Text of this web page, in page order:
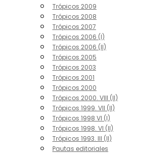
Trópicos 2009
Trópicos 2008
Trópicos 2007
Trópicos 2006 (I)
Trópicos 2006 (II)
Trópicos 2005
Trópicos 2003
Trópicos 2001
Trópicos 2000
Trópicos 2000. VIII (II)
Trópicos 1999. VII (II)
Trópicos 1998 VI (I)
Trópicos 1998. VI (II)
Trópicos 1993. III (II)
Pautas editoriales